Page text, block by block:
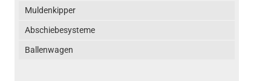
Muldenkipper
Abschiebesysteme
Ballenwagen